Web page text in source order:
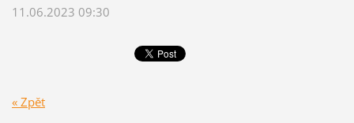
11.06.2023 09:30
« Zpět